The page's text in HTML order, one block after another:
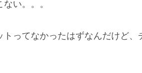
い。。。
ってなかったはずなんだけど、